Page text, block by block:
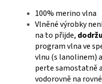
100% merino vlna
Vlněné výrobky
na to přijde,
program vlna ve
vlnu (s lanolinem)
perte samostatně
vodorovně na